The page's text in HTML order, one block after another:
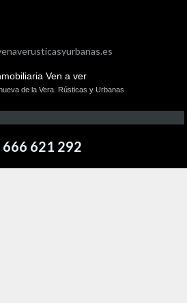
de la Vera. Rústicas y Urbanas
666 621 292